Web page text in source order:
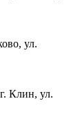
ул.
Клин, ул.